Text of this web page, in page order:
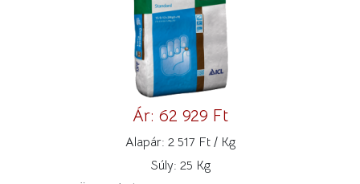
Ár: 62 929 Ft
Alapár: 2 517 Ft / Kg
Súly: 25 Kg